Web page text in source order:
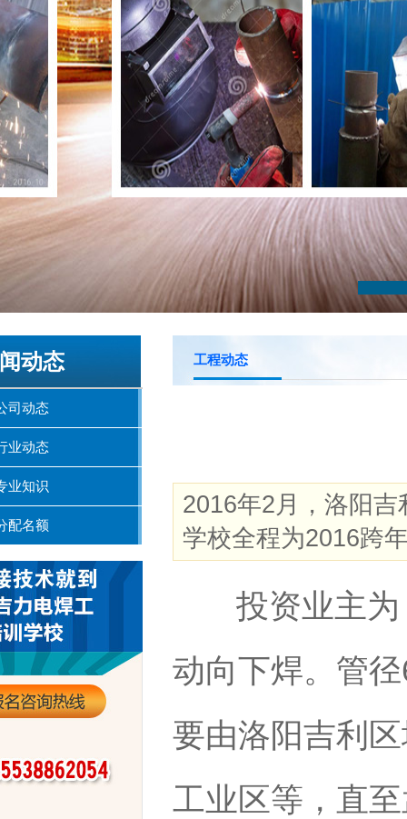
工程动态
2016年2月，洛阳
学校全程为2016跨
投资业主为
动向下焊。管
要由洛阳吉利
工业区等，直
动态
司动态
业动态
业知识
配名额